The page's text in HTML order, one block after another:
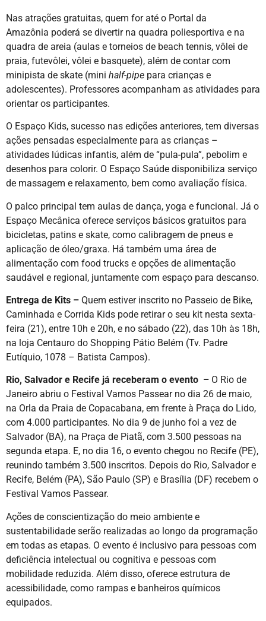
Nas atrações gratuitas, quem for até o Portal da
Amazônia poderá se divertir na quadra poliesportiva e na
quadra de areia (aulas e torneios de beach tennis, vôlei de
praia, futevôlei, vôlei e basquete), além de contar com
minipista de skate (mini half-pipe para crianças e
adolescentes). Professores acompanham as atividades para
orientar os participantes.
O Espaço Kids, sucesso nas edições anteriores, tem diversas
ações pensadas especialmente para as crianças –
atividades lúdicas infantis, além de “pula-pula”, pebolim e
desenhos para colorir. O Espaço Saúde disponibiliza serviço
de massagem e relaxamento, bem como avaliação física.
O palco principal tem aulas de dança, yoga e funcional. Já o
Espaço Mecânica oferece serviços básicos gratuitos para
bicicletas, patins e skate, como calibragem de pneus e
aplicação de óleo/graxa. Há também uma área de
alimentação com food trucks e opções de alimentação
saudável e regional, juntamente com espaço para descanso.
Entrega de Kits – Quem estiver inscrito no Passeio de Bike,
Caminhada e Corrida Kids pode retirar o seu kit nesta sexta-
feira (21), entre 10h e 20h, e no sábado (22), das 10h às 18h,
na loja Centauro do Shopping Pátio Belém (Tv. Padre
Eutíquio, 1078 – Batista Campos).
Rio, Salvador e Recife já receberam o evento – O Rio de
Janeiro abriu o Festival Vamos Passear no dia 26 de maio,
na Orla da Praia de Copacabana, em frente à Praça do Lido,
com 4.000 participantes. No dia 9 de junho foi a vez de
Salvador (BA), na Praça de Piatã, com 3.500 pessoas na
segunda etapa. E, no dia 16, o evento chegou no Recife (PE),
reunindo também 3.500 inscritos. Depois do Rio, Salvador e
Recife, Belém (PA), São Paulo (SP) e Brasília (DF) recebem o
Festival Vamos Passear.
Ações de conscientização do meio ambiente e
sustentabilidade serão realizadas ao longo da programação
em todas as etapas. O evento é inclusivo para pessoas com
deficiência intelectual ou cognitiva e pessoas com
mobilidade reduzida. Além disso, oferece estrutura de
acessibilidade, como rampas e banheiros químicos
equipados.